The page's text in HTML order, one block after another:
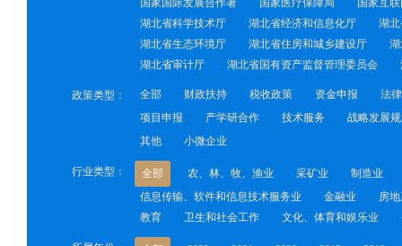
国家国际发展合作署
国家医疗保障局
国家互
湖北省科学技术厅
湖北省经济和信息化厅
湖
湖北省生态环境厅
湖北省住房和城乡建设厅
湖北省审计厅
湖北省国有资产监督管理委员会
政策类型： 全部 财政扶持 税收政策 资金申报
法
项目申报
产学研合作 技术服务
战略发展
其他
小微企业
行业类型： 全部 农、林、牧、渔业 采矿业
制造业
信息传输、软件和信息技术服务业
金融业
房
教育
卫生和社会工作 文化、体育和娱乐业